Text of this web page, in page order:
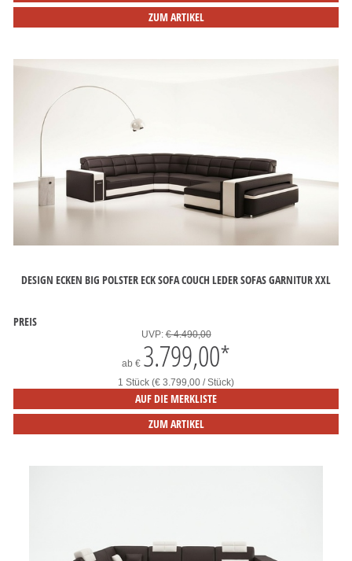
ZUM ARTIKEL
DESIGN ECKEN BIG POLSTER ECK SOFA COUCH LEDER SOFAS GARNITUR XXL
PREIS
UVP:€ 4.490,00
ab € 3.799,00*
1 Stück (€ 3.799,00 / Stück)
AUF DIE MERKLISTE
ZUM ARTIKEL